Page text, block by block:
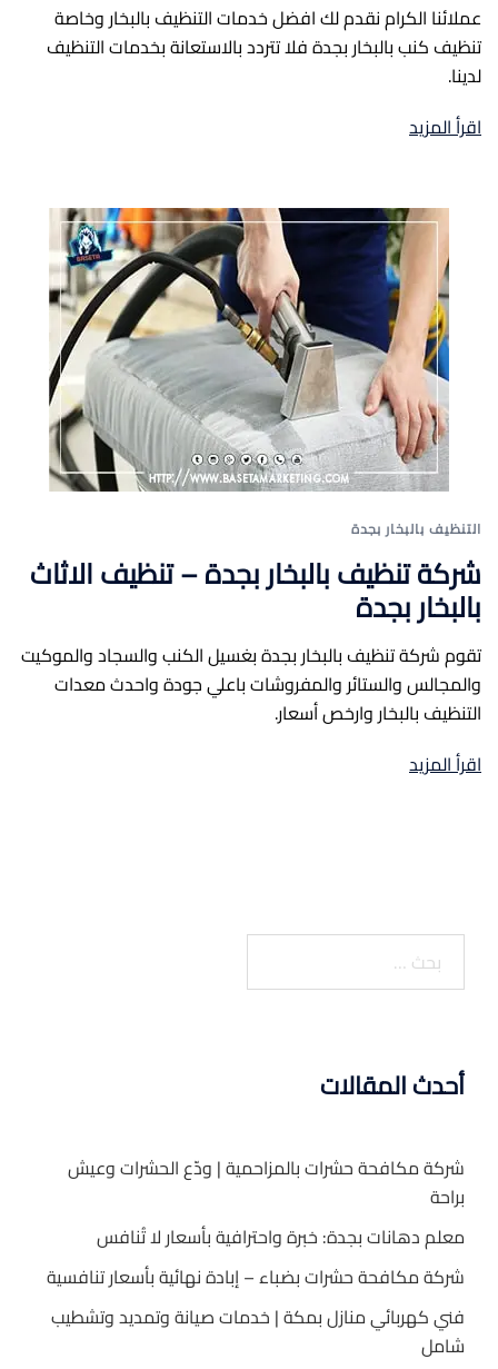
عملائنا الكرام نقدم لك افضل خدمات التنظيف بالبخار وخاصة
تنظيف كنب بالبخار بجدة فلا تتردد بالاستعانة بخدمات التنظيف
لدينا.
اقرأ المزيد
التنظيف بالبخار بجدة
شركة تنظيف بالبخار بجدة – تنظيف الاثاث
بالبخار بجدة
تقوم شركة تنظيف بالبخار بجدة بغسيل الكنب والسجاد والموكيت
والمجالس والستائر والمفروشات باعلي جودة واحدث معدات
التنظيف بالبخار وارخص أسعار.
اقرأ المزيد
عن:
أحدث المقالات
شركة مكافحة حشرات بالمزاحمية | ودّع الحشرات وعيش
براحة
معلم دهانات بجدة: خبرة واحترافية بأسعار لا تُنافس
شركة مكافحة حشرات بضباء – إبادة نهائية بأسعار تنافسية
فني كهربائي منازل بمكة | خدمات صيانة وتمديد وتشطيب
شامل